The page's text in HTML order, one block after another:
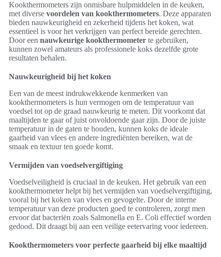
Kookthermometers zijn onmisbare hulpmiddelen in de keuken,
met diverse voordelen van kookthermometers. Deze apparaten
bieden nauwkeurigheid en zekerheid tijdens het koken, wat
essentieel is voor het verkrijgen van perfect bereide gerechten.
Door een nauwkeurige kookthermometer te gebruiken,
kunnen zowel amateurs als professionele koks dezelfde grote
resultaten behalen.
Nauwkeurigheid bij het koken
Een van de meest indrukwekkende kenmerken van
kookthermometers is hun vermogen om de temperatuur van
voedsel tot op de graad nauwkeurig te meten. Dit voorkomt dat
maaltijden te gaar of juist onvoldoende gaar zijn. Door de juiste
temperatuur in de gaten te houden, kunnen koks de ideale
gaarheid van vlees en andere ingrediënten bereiken, wat de
smaak en textuur ten goede komt.
Vermijden van voedselvergiftiging
Voedselveiligheid is cruciaal in de keuken. Het gebruik van een
kookthermometer helpt bij het vermijden van voedselvergiftiging,
vooral bij het koken van vlees en gevogelte. Door de interne
temperatuur van deze producten goed te controleren, zorgt men
ervoor dat bacteriën zoals Salmonella en E. Coli effectief worden
gedood. Dit draagt bij aan een veilige eetervaring voor iedereen.
Kookthermometers voor perfecte gaarheid bij elke maaltijd